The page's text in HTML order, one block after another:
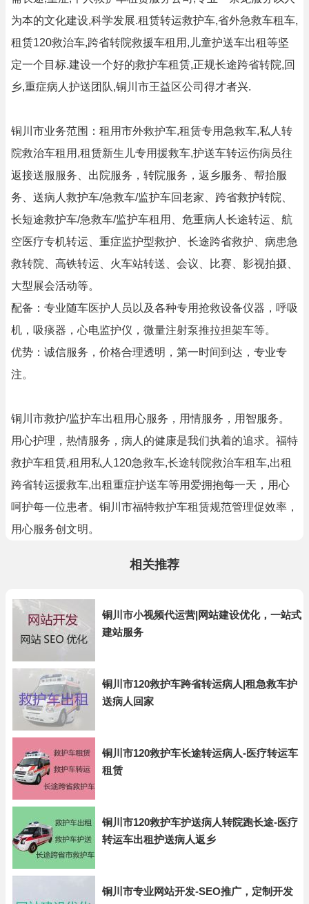
为本的文化建设,科学发展.租赁转运救护车,省外急救车租车,
租赁120救治车,跨省转院救援车租用,儿童护送车出租等坚
定一个目标.建设一个好的救护车租赁,正规长途跨省转院,回
乡,重症病人护送团队,铜川市王益区公司得才者兴.
铜川市业务范围：租用市外救护车,租赁专用急救车,私人转
院救治车租用,租赁新生儿专用援救车,护送车转运伤病员往
返接送服服务、出院服务，转院服务，返乡服务、帮抬服
务、送病人救护车/急救车/监护车回老家、跨省救护转院、
长短途救护车/急救车/监护车租用、危重病人长途转运、航
空医疗专机转运、重症监护型救护、长途跨省救护、病患急
救转院、高铁转运、火车站转送、会议、比赛、影视拍摄、
大型展会活动等。
配备：专业随车医护人员以及各种专用抢救设备仪器，呼吸
机，吸痰器，心电监护仪，微量注射泵推拉担架车等。
优势：诚信服务，价格合理透明，第一时间到达，专业专
注。
铜川市救护/监护车出租用心服务，用情服务，用智服务。
用心护理，热情服务，病人的健康是我们执着的追求。福特
救护车租赁,租用私人120急救车,长途转院救治车租车,出租
跨省转运援救车,出租重症护送车等用爱拥抱每一天，用心
呵护每一位患者。铜川市福特救护车租赁规范管理促效率，
用心服务创文明。
相关推荐
铜川市小视频代运营|网站建设优化，一站式
建站服务
铜川市120救护车跨省转运病人|租急救车护
送病人回家
铜川市120救护车长途转运病人-医疗转运车
租赁
铜川市120救护车护送病人转院跑长途-医疗
转运车出租护送病人返乡
铜川市专业网站开发-SEO推广，定制开发